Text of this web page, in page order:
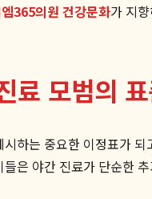
365의원 건강문화가 지
료 모범의
하는 중요한 이정표가
은 야간 진료가 단순한